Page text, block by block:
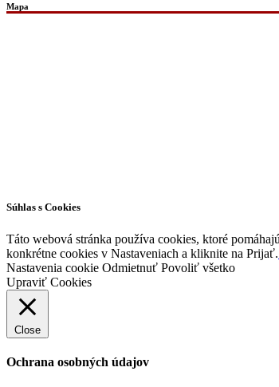
Mapa
Súhlas s Cookies
Táto webová stránka používa cookies, ktoré
konkrétne cookies v Nastaveniach a kliknite na Prijať.
Nastavenia cookie Odmietnuť Povoliť všetko
Upraviť Cookies
Close
Ochrana osobných údajov